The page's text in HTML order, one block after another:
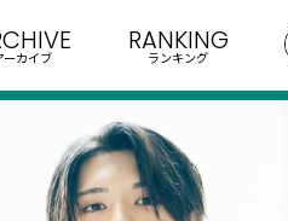
ーカイブ
RANKING
ランキング